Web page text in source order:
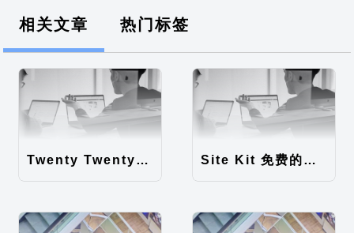
包
相关文章 热门标签
Twenty Twenty-Five 免费的WordPress内容主题 Site Kit 免费的WordPress数据统计插件